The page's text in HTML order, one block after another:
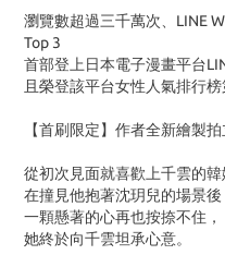
瀏覽數超過三千萬次、LINE
Top 3
首部登上日本電子漫畫平台
且榮登該平台女性人氣排行
【首刷限定】作者全新繪製
從初次見面就喜歡上千雲的韓
在撞見他抱著沈玥兒的場景後
一顆懸著的心再也按捺不住，
她終於向千雲坦承心意。